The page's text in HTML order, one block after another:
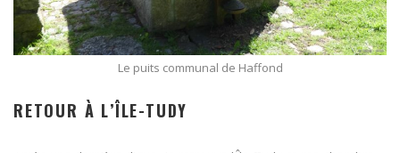
Le puits communal de Haffond
RETOUR À L’ÎLE-TUDY